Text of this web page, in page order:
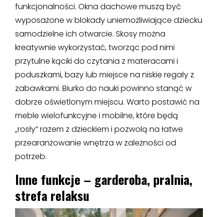
funkcjonalności. Okna dachowe muszą być
wyposażone w blokady uniemożliwiające dziecku
samodzielne ich otwarcie. Skosy można
kreatywnie wykorzystać, tworząc pod nimi
przytulne kąciki do czytania z materacami i
poduszkami, bazy lub miejsce na niskie regały z
zabawkami. Biurko do nauki powinno stanąć w
dobrze oświetlonym miejscu. Warto postawić na
meble wielofunkcyjne i mobilne, które będą
„rosły” razem z dzieckiem i pozwolą na łatwe
przearanżowanie wnętrza w zależności od
potrzeb.
Inne funkcje – garderoba, pralnia,
strefa relaksu